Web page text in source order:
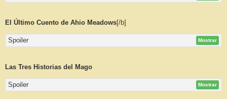
El Último Cuento de Ahio Meadows[/b]
Spoiler Mostrar
Las Tres Historias del Mago
Spoiler Mostrar